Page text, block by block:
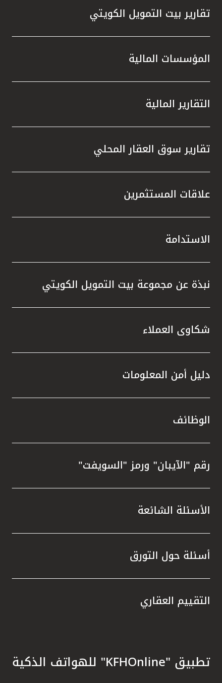
تقارير بيت التمويل الكويتي
المؤسسات المالية
التقارير المالية
تقارير سوق العقار المحلي
علاقات المستثمرين
الاستدامة
نبذة عن مجموعة بيت التمويل الكويتي
شكاوى العملاء
دليل أمن المعلومات
الوظائف
رقم "الآيبان" ورمز "السويفت"
الأسئلة الشائعة
أسئلة حول التورق
التقييم العقاري
تطبيق "KFHOnline" للهواتف الذكية